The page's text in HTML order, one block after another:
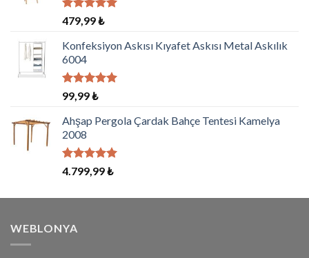
5 üzerinden
5.00oy
aldı
479,99₺
Konfeksiyon Askısı Kıyafet Askısı Metal Askılık
6004
5 üzerinden
5.00
aldı
99,99₺
Ahşap Pergola Çardak Bahçe Tentesi Kamelya
2008
5 üzerinden
oy
4.799,99₺
WEBLONYA